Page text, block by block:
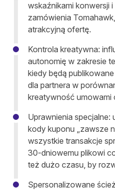
wskaźnikami konwersji
zamówienia
atrakcyjną ofertę.
Kontrola kreatywna:
autonomię w zakresie
kiedy będą
dla partnera w
kreatywność umowami
Uprawnienia
kody kuponu „zawsze
wszystkie transakcje
30‑dniowemu plikowi
też dużo czasu, by
Spersonalizowane